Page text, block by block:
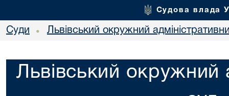
Судова влада
Суди • Львівський окружний
Львівський окружний